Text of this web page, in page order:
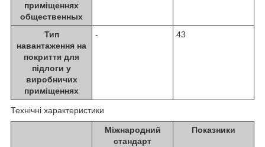
приміщеннях
общественных
Тип
навантаження на
покриття для
підлоги у
виробничих
приміщеннях
- 43
Технічні характеристики
Міжнародний
стандарт
Показники